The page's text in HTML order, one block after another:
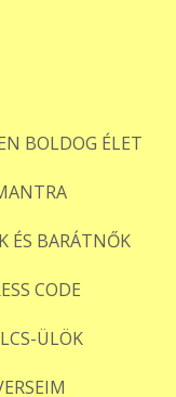
BOLDOG ÉLET
ÉS BARÁTNŐK
CODE
ÜLÖK